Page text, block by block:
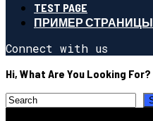
TEST PAGE
ПРИМЕР СТРАНИЦЫ
Connect with us
Hi, What Are You Looking For?